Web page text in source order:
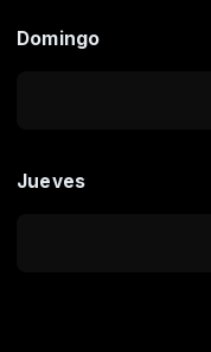
Domingo
Jueves